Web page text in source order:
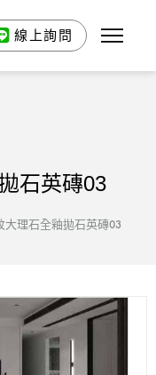
線上詢問
石英磚03
大理石全釉拋石英磚03